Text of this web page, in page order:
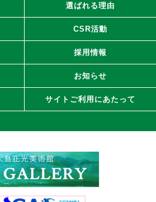
選ばれる理由
CSR活動
採用情報
お知らせ
サイトご利用にあたって